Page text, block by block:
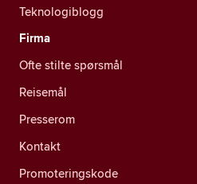
Teknologiblogg
Firma
Ofte stilte spørsmål
Reisemål
Presserom
Kontakt
Promoteringskode